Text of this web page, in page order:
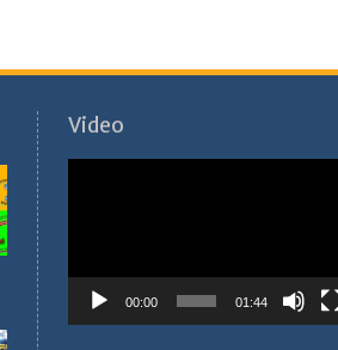
Video
00:00 01:44